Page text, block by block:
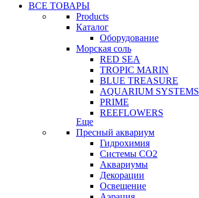
ВСЕ ТОВАРЫ
Products
Каталог
Оборудование
Морская соль
RED SEA
TROPIC MARIN
BLUE TREASURE
AQUARIUM SYSTEMS
PRIME
REEFLOWERS
Еще
Пресный аквариум
Гидрохимия
Системы СО2
Аквариумы
Декорации
Освещение